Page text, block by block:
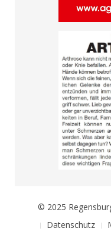
© 2025
Datenschutz